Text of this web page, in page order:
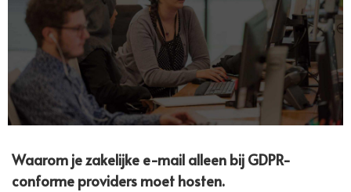
Waarom je zakelijke e-mail alleen bij GDPR-
conforme providers moet hosten.​